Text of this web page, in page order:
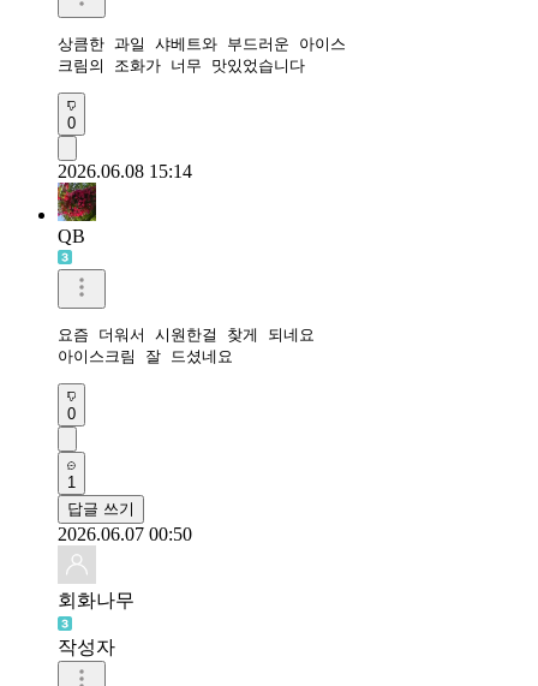
상큼한 과일 샤베트와 부드러운 아이스
크림의 조화가 너무 맛있었습니다
0
2026.06.08 15:14
QB
요즘 더워서 시원한걸 찾게 되네요
아이스크림 잘 드셨네요
0
1
답글 쓰기
2026.06.07 00:50
회화나무
작성자